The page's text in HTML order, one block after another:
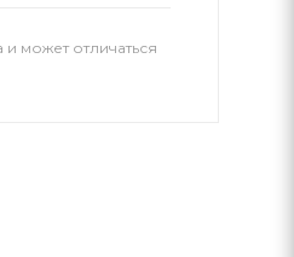
и может отличаться